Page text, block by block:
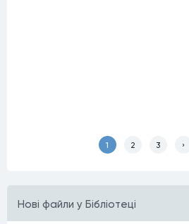
Нові файли у Бібліотеці
1 2 3 ›